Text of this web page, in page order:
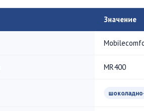
Значение
MR400